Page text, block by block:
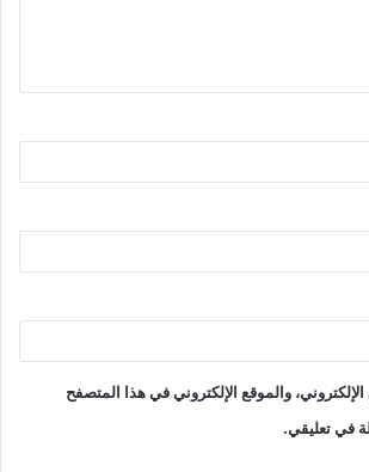
والموقع الإلكتروني في هذا المتصفح
في تعليقي.